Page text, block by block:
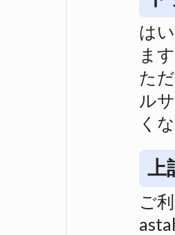
は
ます
た
ル
く
ご